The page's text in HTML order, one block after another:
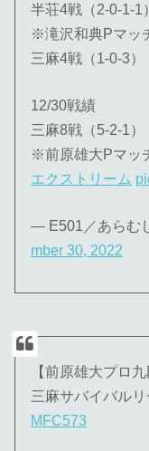
半荘4戦（2-0-1-1）
※滝沢和典Pマッ
三麻4戦（1-0-3）
12/30戦績
三麻8戦（5-2-1）
※前原雄大Pマッ
エクストリーム
— E501／あらむ
mber 30, 2022
【前原雄大プロ
三麻サバイバル
MFC573